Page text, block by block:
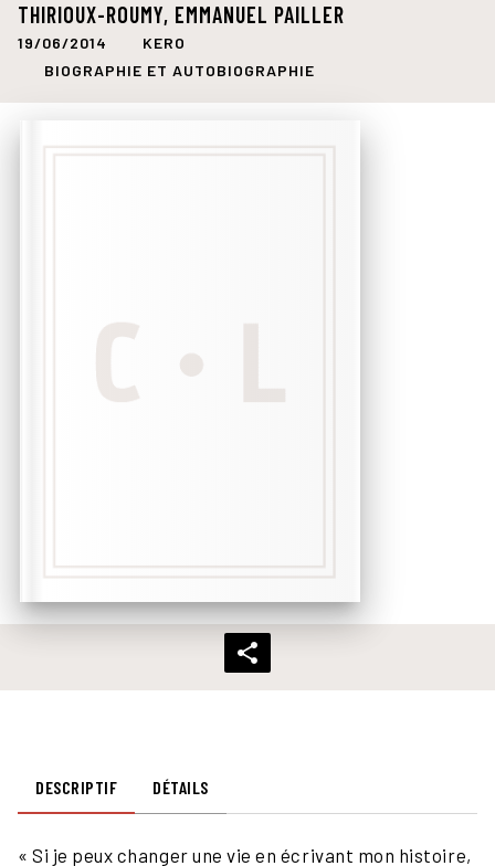
THIRIOUX-ROUMY, EMMANUEL PAILLER
19/06/2014
KERO
BIOGRAPHIE ET AUTOBIOGRAPHIE
DESCRIPTIF DÉTAILS
« Si je peux changer une vie en écrivant mon histoire,